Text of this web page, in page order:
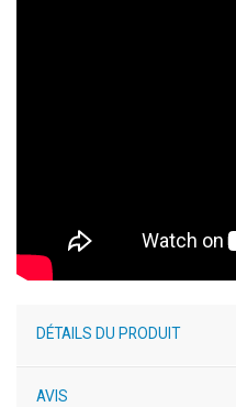
DÉTAILS DU PRODUIT
AVIS